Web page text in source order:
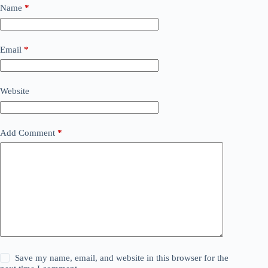
Name *
Email *
Website
Add Comment *
Save my name, email, and website in this browser for the